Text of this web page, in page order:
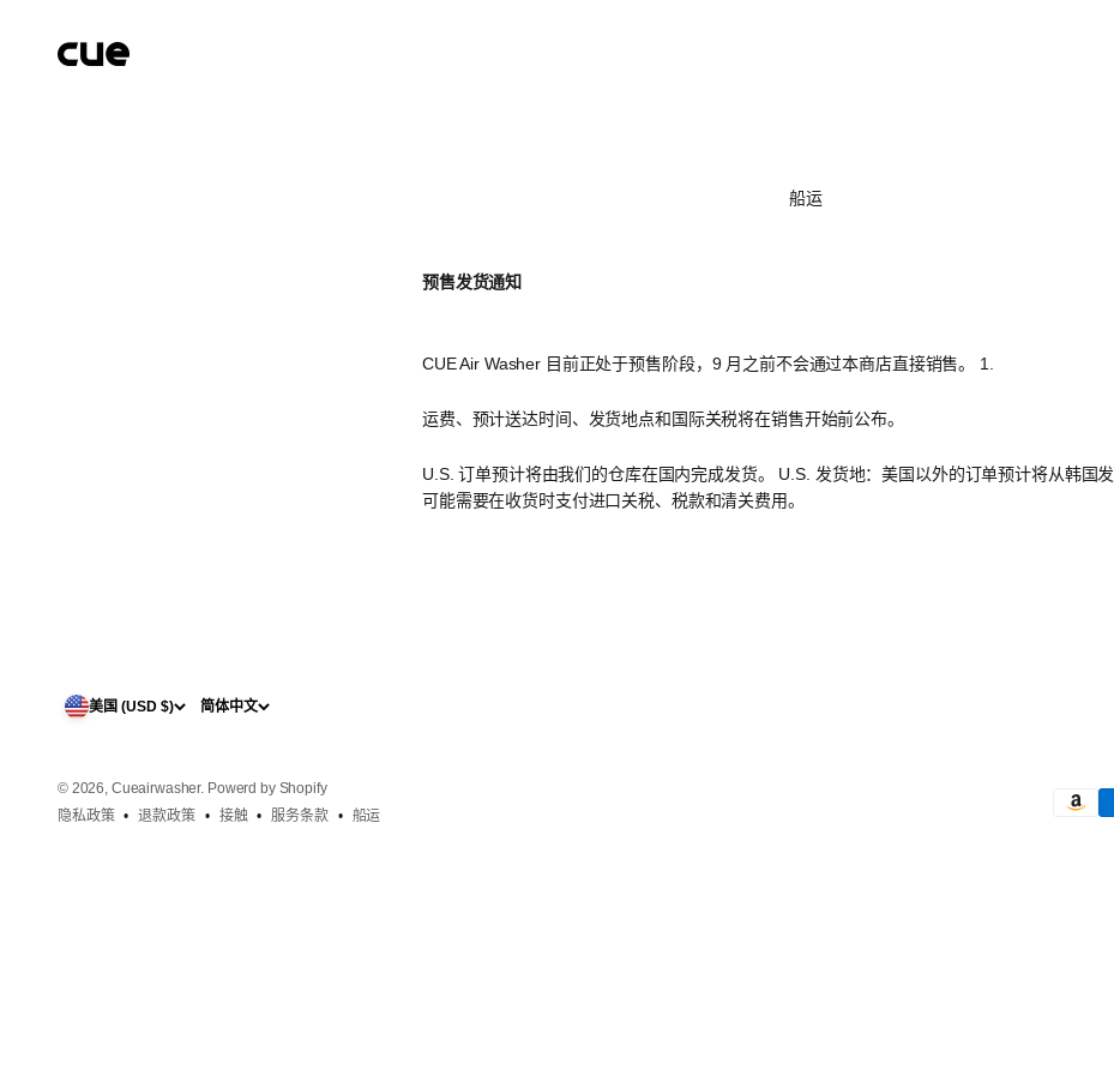
Cueairwasher
船运
预售发货通知
CUE Air Washer 目前正处于预售阶段，9 月之前不会通过本商店直接销售。 1.
运费、预计送达时间、发货地点和国际关税将在销售开始前公布。
U.S. 订单预计将由我们的仓库在国内完成发货。 U.S. 发货地：美国以外的订单预计将从韩国
可能需要在收货时支付进口关税、税款和清关费用。
美国 (USD $) 简体中文
© 2026, Cueairwasher. Powerd by Shopify
隐私政策
退款政策 接触 服务条款 船运